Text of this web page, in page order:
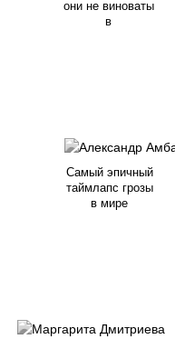
они не виноваты
в
Самый эпичный
таймлапс грозы
в мире